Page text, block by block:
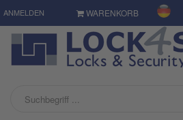
ANMELDEN WARENKORB